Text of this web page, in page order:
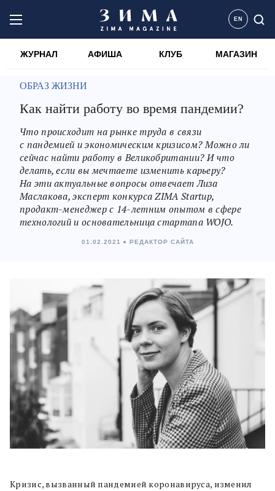
EN
ЖУРНАЛ АФИША КЛУБ МАГАЗИН
ОБРАЗ ЖИЗНИ
Как найти работу во время пандемии?
Что происходит на рынке труда в связи
с пандемией и экономическим кризисом? Можно ли
сейчас найти работу в Великобритании? И что
делать, если вы мечтаете изменить карьеру?
На эти актуальные вопросы отвечает Лиза
Маслакова, эксперт конкурса ZIMA Startup,
продакт-менеджер с 14-летним опытом в сфере
технологий и основательница стартапа WOJO.
01.02.2021 РЕДАКТОР САЙТА
Кризис, вызванный пандемией коронавируса, изменил